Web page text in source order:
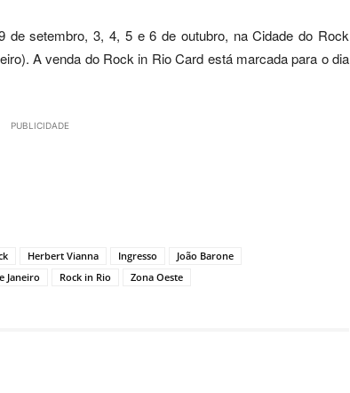
setembro, 3, 4, 5 e 6 de outubro, na Cidade do Rock
A venda do Rock in Rio Card está marcada para o dia
PUBLICIDADE
Herbert Vianna Ingresso
João Barone
Janeiro Rock in Rio Zona Oeste